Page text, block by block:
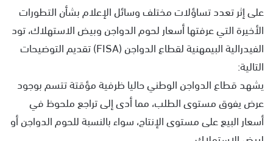
ر
و
ن
على إثر تعدد تساؤلات مختلف وسائل الإعلام بشأن التطورات
الأخيرة التي عرفتها أسعار لحوم الدواجن وبيض الاستهلاك، تود
الفيدرالية البيمهنية لقطاع الدواجن (FISA) تقديم التوضيحات
التالية:
يشهد قطاع الدواجن الوطني حاليا ظرفية مؤقتة تتسم بوجود
عرض يفوق مستوى الطلب، مما أدى إلى تراجع ملحوظ في
أسعار البيع على مستوى الإنتاج، سواء بالنسبة للحوم الدواجن أو